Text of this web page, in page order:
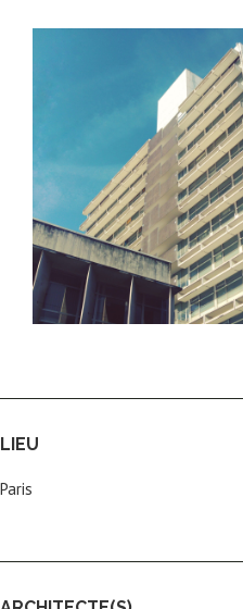
LIEU
Paris